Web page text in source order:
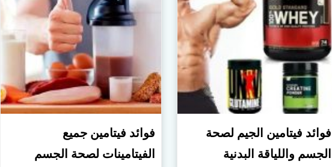
فوائد فيتامين الجيم لصحة
الجسم واللياقة البدنية
فوائد فيتامين جميع
الفيتامينات لصحة الجسم